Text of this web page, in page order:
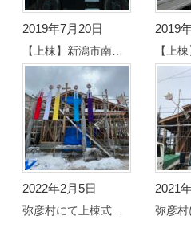
2019年7月20日 2019
2022年2月5日 2021